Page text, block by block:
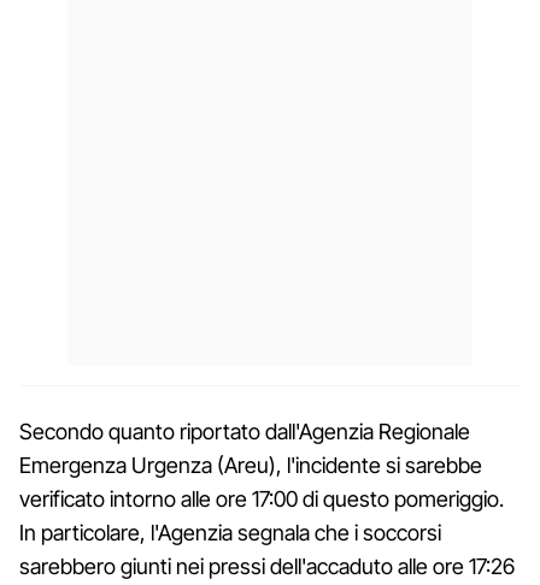
Secondo quanto riportato dall'Agenzia Regionale
Emergenza Urgenza (Areu), l'incidente si sarebbe
verificato intorno alle ore 17:00 di questo pomeriggio.
In particolare, l'Agenzia segnala che i soccorsi
sarebbero giunti nei pressi dell'accaduto alle ore 17:26